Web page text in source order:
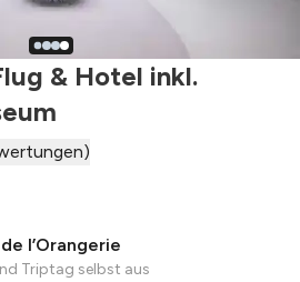
& Hotel inkl.
l’Orangerie
Triptag selbst aus